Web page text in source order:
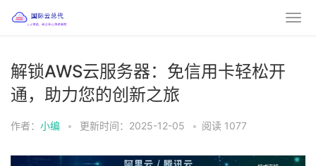
解锁AWS云服务器：免信用卡轻松开
通，助力您的创新之旅
作者： 小编 • 更新时间：2025-12-05 • 阅读 1077